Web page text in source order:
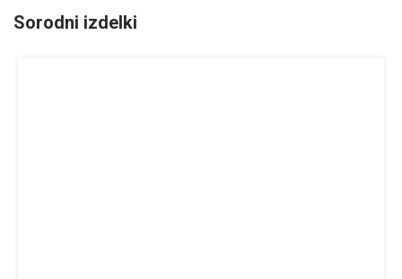
Sorodni izdelki